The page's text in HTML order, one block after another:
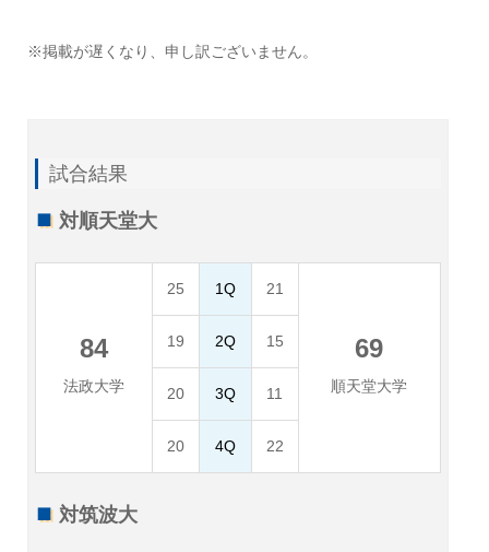
※掲載が遅くなり、申し訳ございません。
試合結果
対順天堂大
84
法政大学
25 1Q 21
69
順天堂大学
19 2Q 15
20 3Q 11
20 4Q 22
対筑波大